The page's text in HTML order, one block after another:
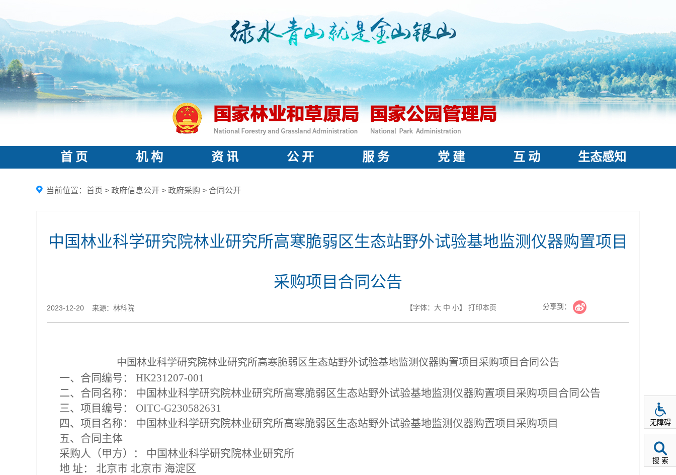
首 页 机 构 资 讯 公 开 服 务 党 建 互 动 生态感知
当前位置： 首页 > 政府信息公开 > 政府采购 > 合同公开
中国林业科学研究院林业研究所高寒脆弱区生态站野外试验基地监测仪器购置项目
采购项目合同公告
2023-12-20 来源：林科院 【字体： 大 中 小】 打印本页 分享到：
中国林业科学研究院林业研究所高寒脆弱区生态站野外试验基地监测仪器购置项目采购项目合同公告
一、合同编号：
HK231207-001
二、合同名称：
中国林业科学研究院林业研究所高寒脆弱区生态站野外试验基地监测仪器购置项目采购项目合同公告
三、项目编号：
OITC-G230582631
四、项目名称：
中国林业科学研究院林业研究所高寒脆弱区生态站野外试验基地监测仪器购置项目采购项目
五、合同主体
采购人（甲方）：
中国林业科学研究院林业研究所
地 址： 北京市 北京市 海淀区
无障碍
搜 索